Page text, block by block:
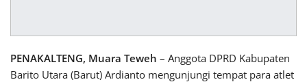
PENAKALTENG, Muara Teweh – Anggota DPRD Kabupaten
Barito Utara (Barut) Ardianto mengunjungi tempat para atlet